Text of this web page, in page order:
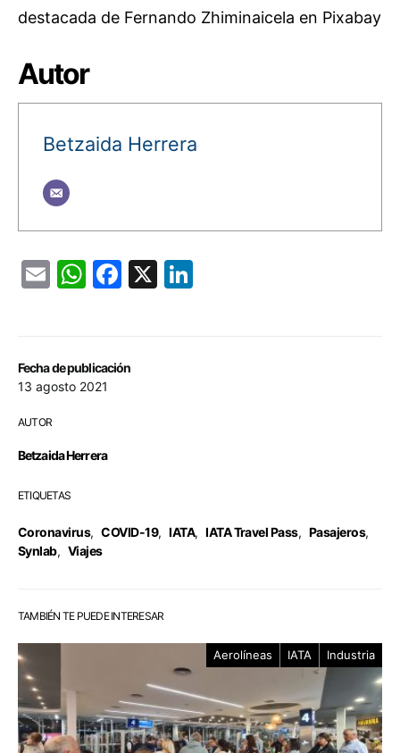
Fecha de publicación
13 agosto 2021
AUTOR
Betzaida Herrera
ETIQUETAS
Coronavirus, COVID-19, IATA, IATA Travel Pass, Pasajeros,
Synlab, Viajes
destacada de Fernando Zhiminaicela en Pixabay
Autor
Betzaida Herrera
EmailWhatsApp
Facebook
X
TAMBIÉN TE PUEDE INTERESAR
Aerolíneas IATA Industria